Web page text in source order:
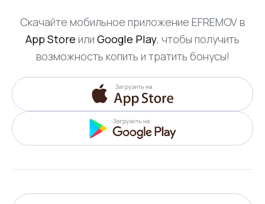
Скачайте мобильное приложение EFREMOV в
App Store или Google Play, чтобы получить
возможность копить и тратить бонусы!